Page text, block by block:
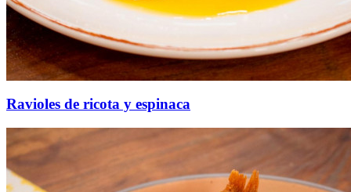
Ravioles de ricota y espinaca